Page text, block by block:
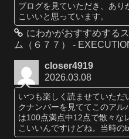
ブログを見ていただき、あり
こいいと思っています。
にわかがおすすめする
ム（６７７） -
closer4919
2026.03.08
いつも楽しく読ませていただ
クナンバーを見ててこのア
は100点満点中12点で散々な
こいいんですけどね。当時の